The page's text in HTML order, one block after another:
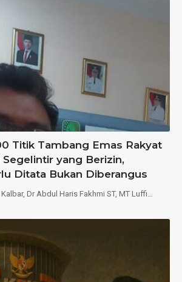
Titik Tambang Emas Rakyat
Segelintir yang Berizin,
Ditata Bukan Diberangus
Kalbar, Dr Abdul Haris Fakhmi ST, MT Luffi…